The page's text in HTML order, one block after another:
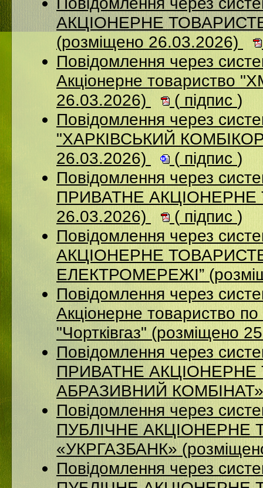
АКЦІОНЕРНЕ
(розміщено 26.03.2026)
Повідомлення через
Акціонерне
26.03.2026)
( підпис )
Повідомлення через
"ХАРКІВСЬКИЙ
26.03.2026)
( підпис )
Повідомлення через
ПРИВАТНЕ АКЦІОНЕРНЕ
26.03.2026)
( підпис )
Повідомлення через
АКЦІОНЕРНЕ
ЕЛЕКТРОМЕРЕЖІ”
Повідомлення через
Акціонерне товариство по
"Чортківгаз" (розміщено
Повідомлення через
ПРИВАТНЕ
АБРАЗИВНИЙ КОМБІНАТ»
Повідомлення через
ПУБЛІЧНЕ
«УКРГАЗБАНК»
Повідомлення через